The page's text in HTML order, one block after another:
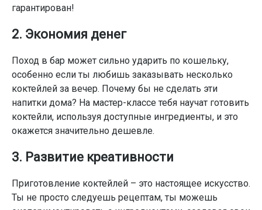
гарантирован!
2. Экономия денег
Поход в бар может сильно ударить по кошельку,
особенно если ты любишь заказывать несколько
коктейлей за вечер. Почему бы не сделать эти
напитки дома? На мастер-классе тебя научат готовить
коктейли, используя доступные ингредиенты, и это
окажется значительно дешевле.
3. Развитие креативности
Приготовление коктейлей – это настоящее искусство.
Ты не просто следуешь рецептам, ты можешь